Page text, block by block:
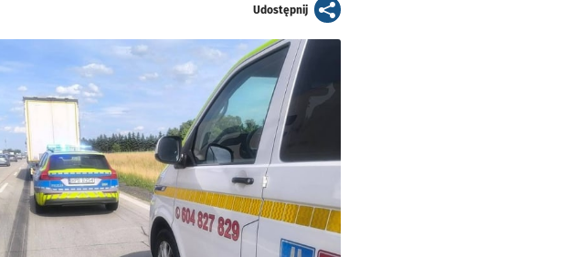
Udostępnijartykuł